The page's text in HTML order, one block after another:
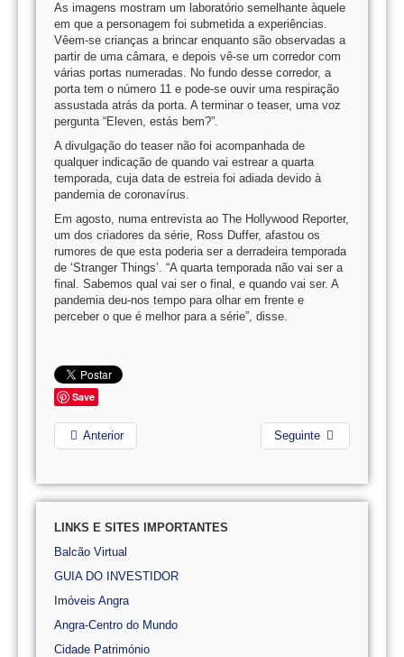
As imagens mostram um laboratório semelhante àquele
em que a personagem foi submetida a experiências.
Vêem-se crianças a brincar enquanto são observadas a
partir de uma câmara, e depois vê-se um corredor com
várias portas numeradas. No fundo desse corredor, a
porta tem o número 11 e pode-se ouvir uma respiração
assustada atrás da porta. A terminar o teaser, uma voz
pergunta “Eleven, estás bem?”.
A divulgação do teaser não foi acompanhada de
qualquer indicação de quando vai estrear a quarta
temporada, cuja data de estreia foi adiada devido à
pandemia de coronavírus.
Em agosto, numa entrevista ao The Hollywood Reporter,
um dos criadores da série, Ross Duffer, afastou os
rumores de que esta poderia ser a derradeira temporada
de ‘Stranger Things’. “A quarta temporada não vai ser a
final. Sabemos qual vai ser o final, e quando vai ser. A
pandemia deu-nos tempo para olhar em frente e
perceber o que é melhor para a série”, disse.
Save
Anterior Seguinte
LINKS E SITES IMPORTANTES
Balcão Virtual
GUIA DO INVESTIDOR
Imóveis Angra
Angra-Centro do Mundo
Cidade Património